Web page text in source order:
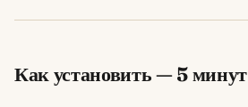
Как установить — 5 минут